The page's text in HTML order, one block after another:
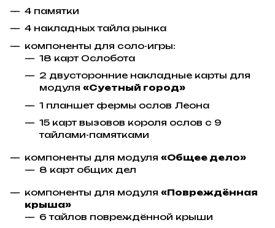
4 памятки
4 накладных тайла рынка
компоненты для соло-игры:
18 карт Ослобота
2 двусторонние накладные карты для
модуля «Суетный город»
1 планшет фермы ослов Леона
15 карт вызовов короля ослов с 9
тайлами-памятками
компоненты для модуля «Общее дело»
8 карт общих дел
компоненты для модуля «Повреждённая
крыша»
6 тайлов повреждённой крыши